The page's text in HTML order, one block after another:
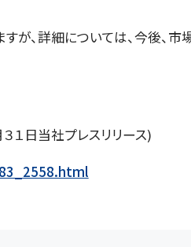
が、詳細については、今後、
１日当社プレスリリース)